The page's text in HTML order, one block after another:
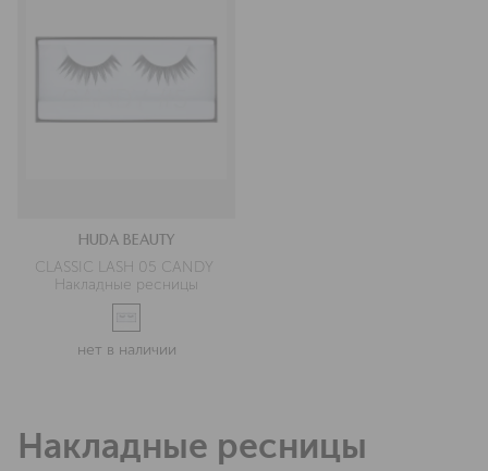
HUDA BEAUTY
CLASSIC LASH 05 CANDY
Накладные ресницы
нет в наличии
Накладные ресницы